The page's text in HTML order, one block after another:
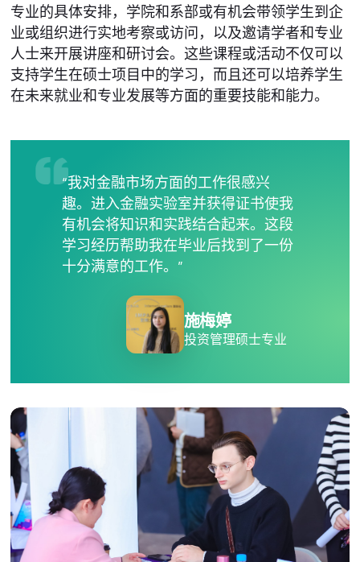
专业的具体安排，学院和系部或有机会带领学生到企
业或组织进行实地考察或访问，以及邀请学者和专业
人士来开展讲座和研讨会。这些课程或活动不仅可以
支持学生在硕士项目中的学习，而且还可以培养学生
在未来就业和专业发展等方面的重要技能和能力。
“我对金融市场方面的工作很感兴
趣。进入金融实验室并获得证书使我
有机会将知识和实践结合起来。这段
学习经历帮助我在毕业后找到了一份
十分满意的工作。”
施梅婷
投资管理硕士专业